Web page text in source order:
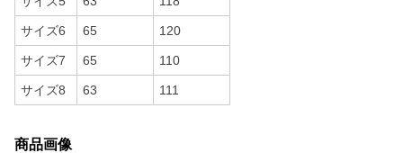
サイズ6 65 120
サイズ7 65 110
サイズ8 63 111
商品画像